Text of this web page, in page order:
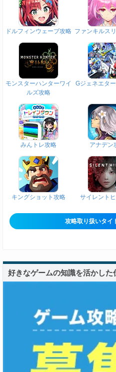
ドルフィンウェーブ攻略 ファンキルス
モンスターハンターワイ
ルズ攻略
Gジェネエタ
みんトレ攻略 アナデン
キングショット攻略 サイレント
攻略取り扱いタイ
好きなゲームの知識を活かした